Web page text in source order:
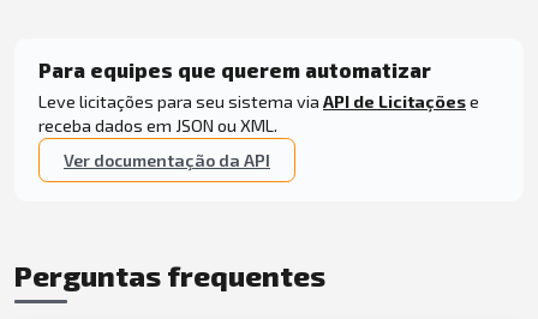
Para equipes que querem automatizar
Leve licitações para seu sistema via API de Licitaçõese
receba dados em JSON ou XML.
Ver documentação da API
Perguntas frequentes